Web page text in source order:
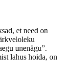
et need on
unenägu”.
lahus hoida, on